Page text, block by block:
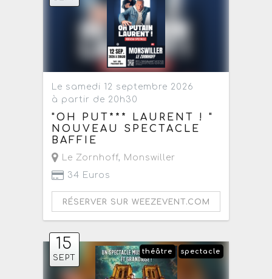
Le samedi 12 septembre 2026
à partir de 20h30
"OH PUT*** LAURENT ! "
NOUVEAU SPECTACLE
BAFFIE
Le Zornhoff, Monswiller
34 Euros
RÉSERVER SUR WEEZEVENT.COM
15
SEPT
spectacle
théâtre